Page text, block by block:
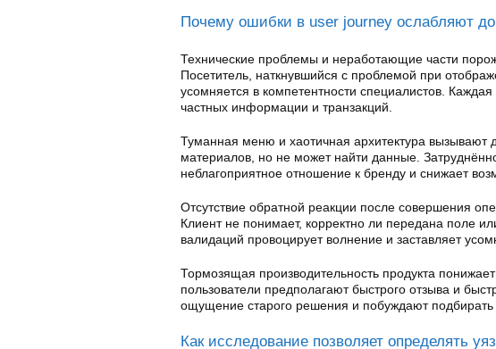
Почему ошибки в user journey ослабляют
Технические проблемы и неработающие части
Посетитель, наткнувшийся с проблемой при
усомняется в компетентности специалистов.
частных информации и транзакций.
Туманная меню и хаотичная архитектура вызывают
материалов, но не может найти данные.
неблагоприятное отношение к бренду и снижает
Отсутствие обратной реакции после совершения
Клиент не понимает, корректно ли передана поле
валидаций провоцирует волнение и заставляет
Тормозящая производительность продукта
пользователи предполагают быстрого отзыва и
ощущение старого решения и побуждают подбирать
Как исследование позволяет определять